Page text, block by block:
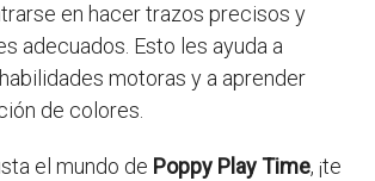
en hacer trazos precisos y
adecuados. Esto les ayuda a
motoras y a aprender
de colores.
el mundo de Poppy Play Time, ¡te